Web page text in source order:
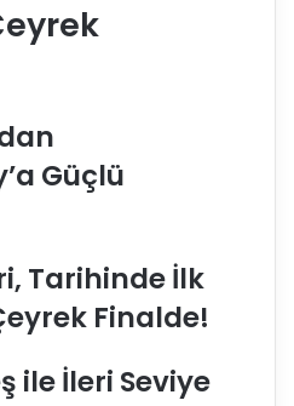
Güçlü
Tarihinde İlk
Finalde!
ile İleri Seviye